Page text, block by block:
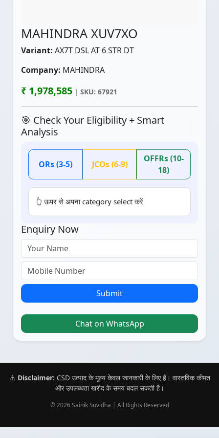
MAHINDRA XUV7XO
Variant: AX7T DSL AT 6 STR DT
Company: MAHINDRA
₹ 1,978,585 | SKU: 67921
🎯 Check Your Eligibility + Smart
Analysis
ORs (3-5) JCOs (6-9)
OFFRs (10-
18)
👆 ऊपर से अपना category select करें
Enquiry Now
Submit
Chat on WhatsApp
⚠️ Disclaimer: CSD उत्पाद के मूल्य केवल जानकारी के लिए हैं। वास्तविक कीमत
और उपलब्धता खरीद के समय बदल सकती है।
© 2026 Sainik Suvidha | All Rights Reserved